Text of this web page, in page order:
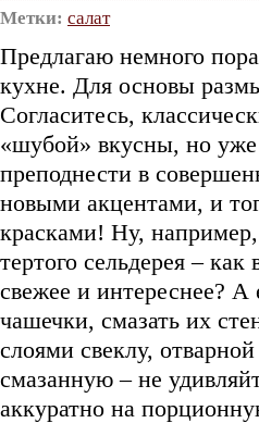
Метки: салат
Предлагаю немного
кухне. Для основы
Согласитесь,
«шубой» вкусны, но
преподнести в
новыми акцентами, и
красками! Ну, например,
тертого сельдерея – как
свежее и интереснее? А
чашечки, смазать их
слоями свеклу,
смазанную – не
аккуратно на